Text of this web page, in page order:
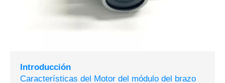
Introducción
Características del Motor del módulo del brazo